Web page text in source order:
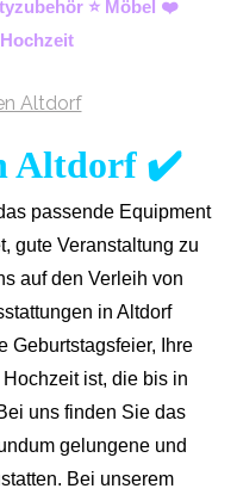
⭐ Möbel ❤️
Altdorf ✔️
passende Equipment
gute Veranstaltung zu
auf den Verleih von
stattungen in Altdorf
Geburtstagsfeier, Ihre
ist, die bis in
uns finden Sie das
gelungene und
Bei unserem